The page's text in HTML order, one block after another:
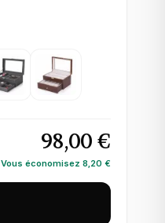
98,00 €
Vous économisez 8,20 €